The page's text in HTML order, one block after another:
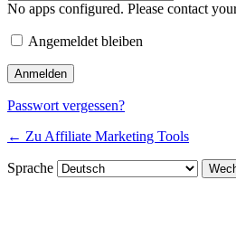
No apps configured. Please contact
Angemeldet bleiben
Passwort vergessen?
← Zu Affiliate Marketing Tools
Sprache